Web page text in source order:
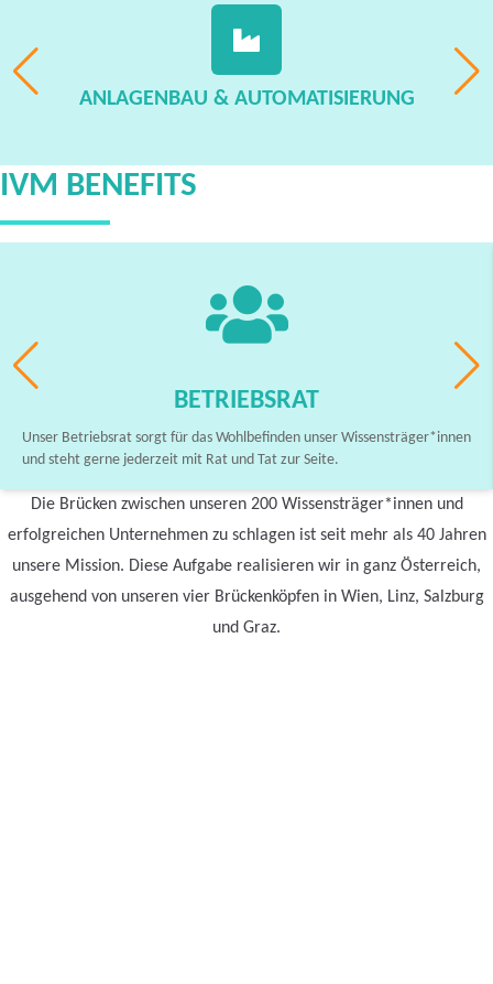
ANLAGENBAU & AUTOMATISIERUNG
IVM BENEFITS
BETRIEBSRAT
Unser Betriebsrat sorgt für das Wohlbefinden unser Wissensträger*innen
und steht gerne jederzeit mit Rat und Tat zur Seite.
Die Brücken zwischen unseren 200 Wissensträger*innen und
erfolgreichen Unternehmen zu schlagen ist seit mehr als 40 Jahren
unsere Mission. Diese Aufgabe realisieren wir in ganz Österreich,
ausgehend von unseren vier Brückenköpfen in Wien, Linz, Salzburg
und Graz.